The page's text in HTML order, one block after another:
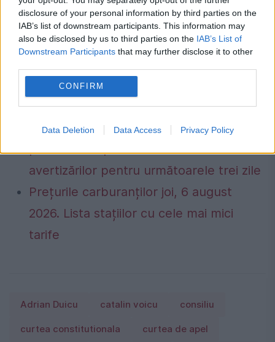
disclosure of your personal information by third parties on the
IAB’s list of downstream participants. This information may
also be disclosed by us to third parties on the IAB’s List of
Downstream Participants that may further disclose it to other
CONFIRM
Data Deletion Data Access Privacy Policy
soluţioneze plângerea făcută de unul dintre
învinuiţi împotriva urmăririi penale, deşi,
potrivit unei decizii de îndrumare a instanţei
supreme, o astfel de plângere trebuie
respinsă ca inadmisibilă.
ANM schimbă prognoza: furtuni
puternice după caniculă. Harta
avertizărilor pentru următoarele trei zile
Prețurile carburanților joi, 6 august
2026. Lista stațiilor cu cele mai mici
tarife
Adrian Duicu catalin voicu consiliu
curtea constitutionala curtea de apel